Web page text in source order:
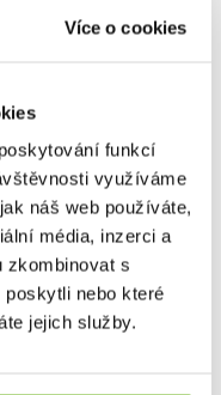
Více o cookies
funkcí
využíváme
náš web používáte,
média, inzerci a
zkombinovat s
nebo které
jejich služby.
Bottle 6000L
je kompatibilní s